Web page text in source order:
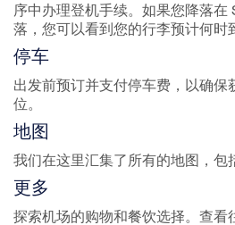
序中办理登机手续。如果您降落在
落，您可以看到您的行李预计何时
停车
出发前预订并支付停车费，以确保
位。
地图
我们在这里汇集了所有的地图，包
更多
探索机场的购物和餐饮选择。查看